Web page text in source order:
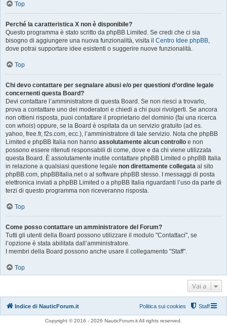
Top
Perché la caratteristica X non è disponibile?
Questo programma è stato scritto da phpBB Limited. Se credi che ci sia
bisogno di aggiungere una nuova funzionalità, visita il Centro Idee phpBB,
dove potrai supportare idee esistenti o suggerire nuove funzionalità.
Top
Chi devo contattare per segnalare abusi e/o per questioni d’ordine legale
concernenti questa Board?
Devi contattare l’amministratore di questa Board. Se non riesci a trovarlo,
prova a contattare uno dei moderatori e chiedi a chi puoi rivolgerti. Se ancora
non ottieni risposta, puoi contattare il proprietario del dominio (fai una ricerca
con whois) oppure, se la Board è ospitata da un servizio gratuito (ad es.
yahoo, free.fr, f2s.com, ecc.), l’amministratore di tale servizio. Nota che phpBB
Limited e phpBB Italia non hanno assolutamente alcun controllo e non
possono essere ritenuti responsabili di come, dove e da chi viene utilizzata
questa Board. È assolutamente inutile contattare phpBB Limited o phpBB Italia
in relazione a qualsiasi questione legale non direttamente collegata al sito
phpBB.com, phpBBItalia.net o al software phpBB stesso. I messaggi di posta
elettronica inviati a phpBB Limited o a phpBB Italia riguardanti l’uso da parte di
terzi di questo programma non riceveranno risposta.
Top
Come posso contattare un amministratore del Forum?
Tutti gli utenti della Board possono utilizzare il modulo "Contattaci", se
l’opzione è stata abilitata dall’amministratore.
I membri della Board possono anche usare il collegamento "Staff".
Top
Vai a
Indice di NauticForum.it Staff
Politica sui cookies
Copyright © 2016 - 2026 NauticForum.it All rights reserved.